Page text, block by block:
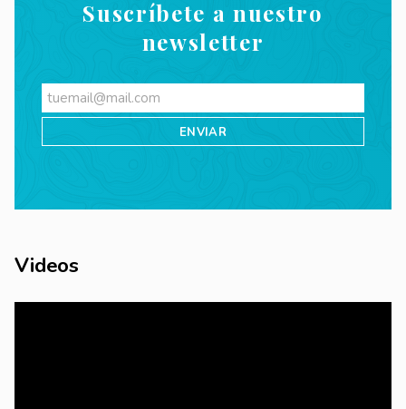
Suscríbete a nuestro
newsletter
Videos